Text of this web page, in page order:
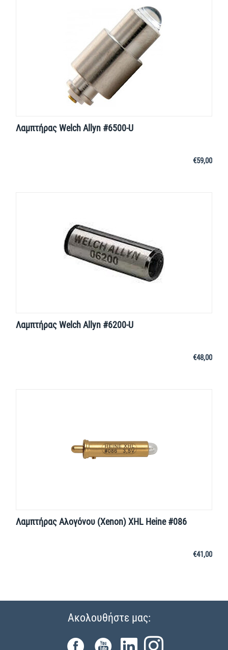
Λαμπτήρας Welch Allyn #6500-U
€59,00
Λαμπτήρας Welch Allyn #6200-U
€48,00
Λαμπτήρας Αλογόνου (Xenon) XHL Heine #086
€41,00
Ακολουθήστε μας: